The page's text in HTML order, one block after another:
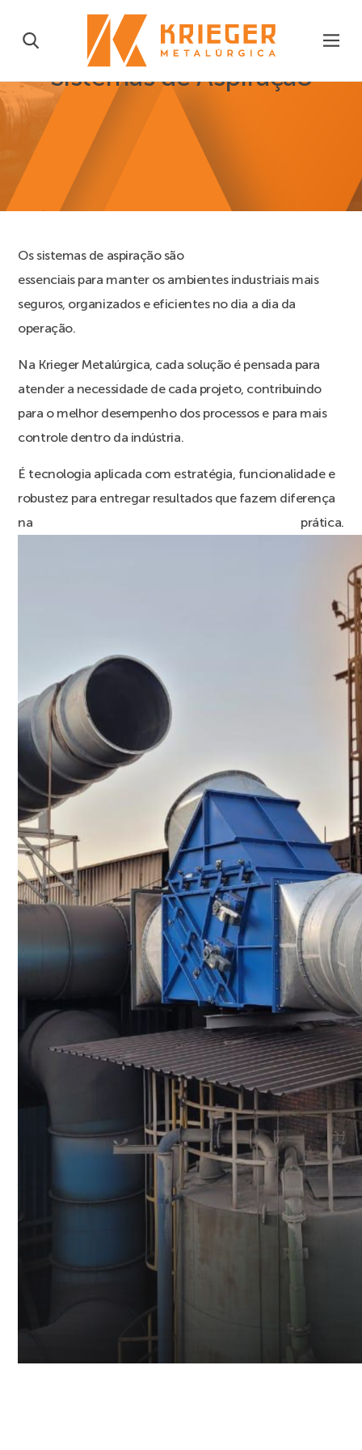
Sistemas de Aspiração
Os sistemas de aspiração são
essenciais para manter os ambientes industriais mais
seguros, organizados e eficientes no dia a dia da
operação.
Na Krieger Metalúrgica, cada solução é pensada para
atender a necessidade de cada projeto, contribuindo
para o melhor desempenho dos processos e para mais
controle dentro da indústria.
É tecnologia aplicada com estratégia, funcionalidade e
robustez para entregar resultados que fazem diferença
na prática.